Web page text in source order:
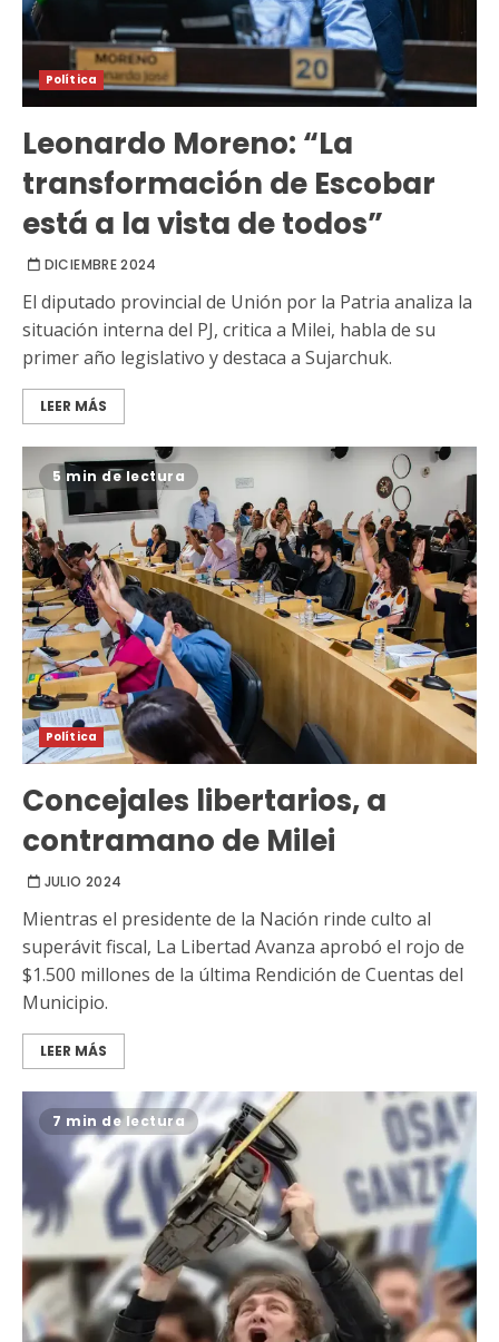
Política
Leonardo Moreno: “La
transformación de Escobar
está a la vista de todos”
DICIEMBRE 2024
El diputado provincial de Unión por la Patria analiza la
situación interna del PJ, critica a Milei, habla de su
primer año legislativo y destaca a Sujarchuk.
LEER MÁS
5 min de lectura
Política
Concejales libertarios, a
contramano de Milei
JULIO 2024
Mientras el presidente de la Nación rinde culto al
superávit fiscal, La Libertad Avanza aprobó el rojo de
$1.500 millones de la última Rendición de Cuentas del
Municipio.
LEER MÁS
7 min de lectura